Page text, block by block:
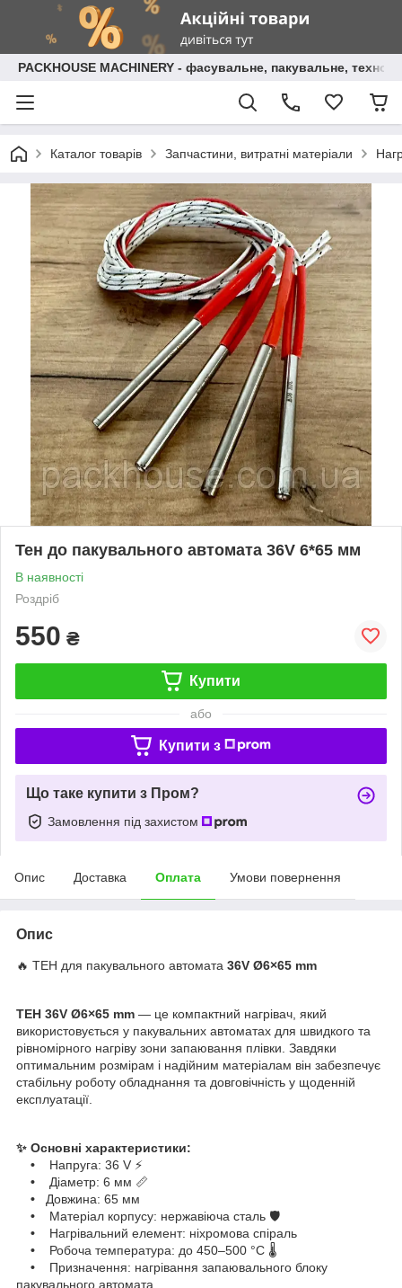
PACKHOUSE MACHINERY - фасувальне, пакувальне,
Каталог товарів Запчастини, витратні матеріали
Тен до пакувального автомата 36V 6*65 мм
В наявності
Роздріб
550 ₴
Купити
або
Купити з
Що таке купити з Пром?
Замовлення під захистом
Опис Доставка Оплата Умови повернення
Опис
🔥 ТЕН для пакувального автомата 36V Ø6×65 mm
ТЕН 36V Ø6×65 mm — це компактний нагрівач, який
використовується у пакувальних автоматах для швидкого та
рівномірного нагріву зони запаювання плівки. Завдяки
оптимальним розмірам і надійним матеріалам він забезпечує
стабільну роботу обладнання та довговічність у щоденній
експлуатації.
✨ Основні характеристики:
• Напруга: 36 V ⚡
• Діаметр: 6 мм 📏
• Довжина: 65 мм
• Матеріал корпусу: нержавіюча сталь 🛡️
• Нагрівальний елемент: ніхромова спіраль
• Робоча температура: до 450–500 °C 🌡️
•
Призначення: нагрівання запаювального блоку
пакувального автомата